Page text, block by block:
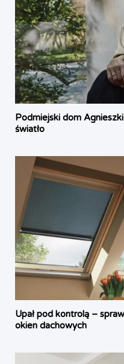
Podmiejski dom
światło
Upał pod kontrolą –
okien dachowych